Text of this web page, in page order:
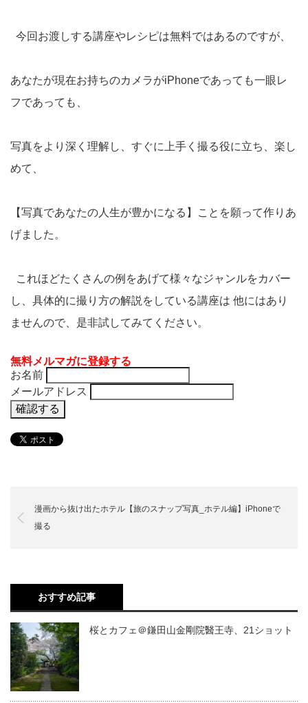
今回お渡しする講座やレシピは無料ではあるのですが、
あなたが現在お持ちのカメラがiPhoneであっても一眼レ
フであっても、
写真をより深く理解し、すぐに上手く撮る役に立ち、楽し
めて、
【写真であなたの人生が豊かになる】ことを願って作りあ
げました。
これほどたくさんの例をあげて様々なジャンルをカバー
し、具体的に撮り方の解説をしている講座は 他にはあり
ませんので、是非試してみてください。
無料メルマガに登録する
お名前
メールアドレス
漫画から抜け出たホテル【旅のスナップ写真_ホテル編】iPhoneで
撮る
おすすめ記事
桜とカフェ＠鎌田山金剛院醫王寺、21ショット